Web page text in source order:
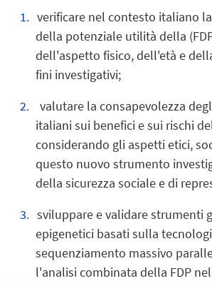
verificare nel contesto italiano
della potenziale utilità della
dell'aspetto fisico, dell'età e
fini investigativi;
valutare la consapevolezza
italiani sui benefici e sui rischi
considerando gli aspetti etici,
questo nuovo strumento
della sicurezza sociale e di
sviluppare e validare strumenti
epigenetici basati sulla
sequenziamento massivo
l'analisi combinata della FDP